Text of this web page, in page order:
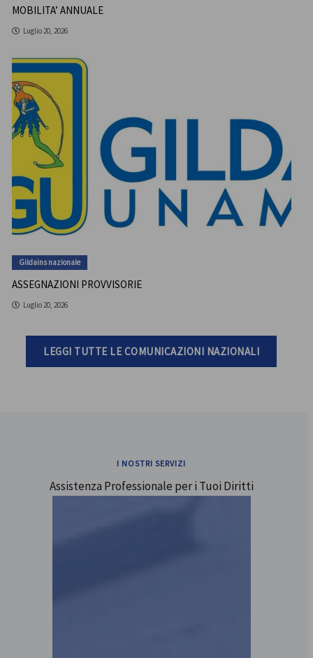
MOBILITA’ ANNUALE
Luglio 20, 2026
Gildains nazionale
ASSEGNAZIONI PROVVISORIE
Luglio 20, 2026
LEGGI TUTTE LE COMUNICAZIONI NAZIONALI
I NOSTRI SERVIZI
Assistenza Professionale per i Tuoi Diritti